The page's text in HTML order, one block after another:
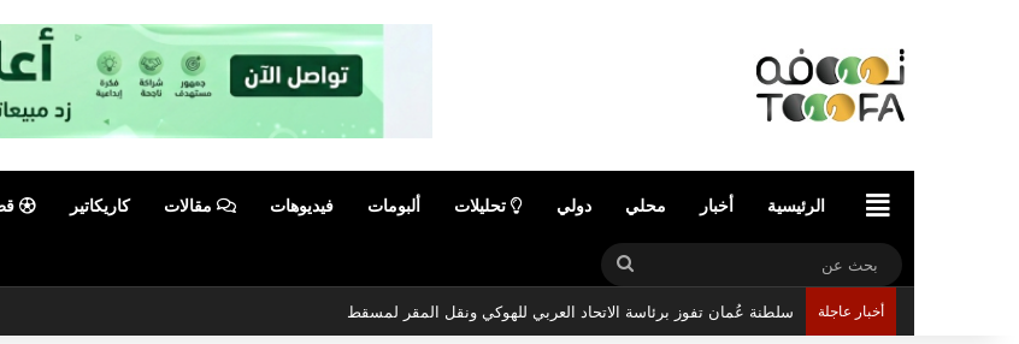
الرئيسيةالرئيسية أخبار محلي دولي تحليلات ألبومات فيديوهات مقالات كاريكاتير قطر
بحث
عن
أخبار عاجلة سلطنة عُمان تفوز برئاسة الاتحاد العربي للهوكي ونقل المقر لمسقط